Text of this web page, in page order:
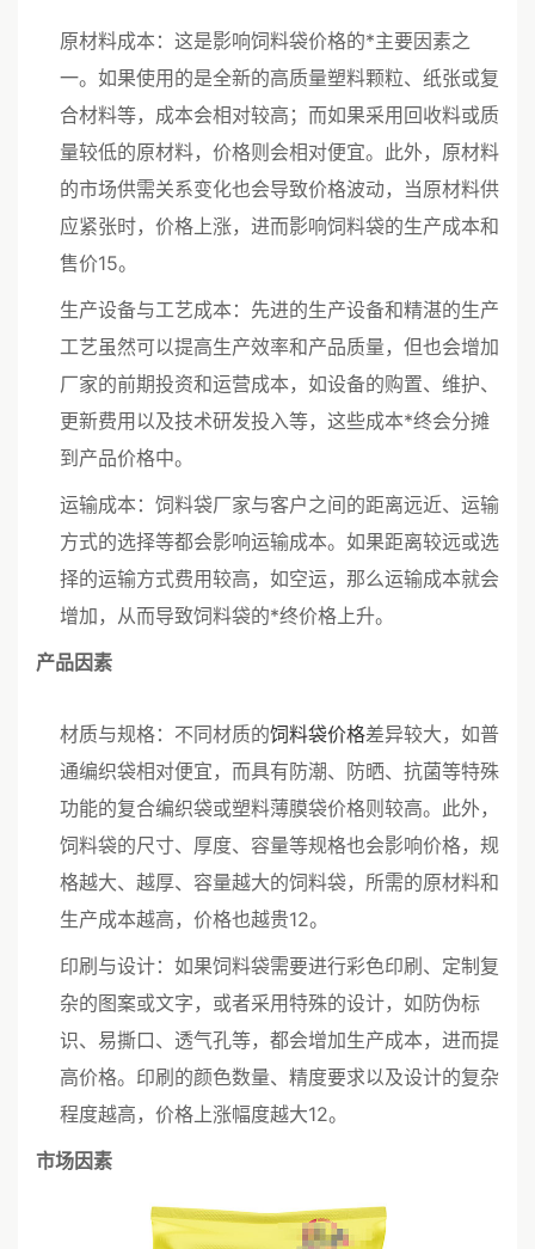
原材料成本：这是影响饲料袋价格的*主要因素之
一。如果使用的是全新的高质量塑料颗粒、纸张或复
合材料等，成本会相对较高；而如果采用回收料或质
量较低的原材料，价格则会相对便宜。此外，原材料
的市场供需关系变化也会导致价格波动，当原材料供
应紧张时，价格上涨，进而影响饲料袋的生产成本和
售价15。
生产设备与工艺成本：先进的生产设备和精湛的生产
工艺虽然可以提高生产效率和产品质量，但也会增加
厂家的前期投资和运营成本，如设备的购置、维护、
更新费用以及技术研发投入等，这些成本*终会分摊
到产品价格中。
运输成本：饲料袋厂家与客户之间的距离远近、运输
方式的选择等都会影响运输成本。如果距离较远或选
择的运输方式费用较高，如空运，那么运输成本就会
增加，从而导致饲料袋的*终价格上升。
产品因素
材质与规格：不同材质的饲料袋价格差异较大，如普
通编织袋相对便宜，而具有防潮、防晒、抗菌等特殊
功能的复合编织袋或塑料薄膜袋价格则较高。此外，
饲料袋的尺寸、厚度、容量等规格也会影响价格，规
格越大、越厚、容量越大的饲料袋，所需的原材料和
生产成本越高，价格也越贵12。
印刷与设计：如果饲料袋需要进行彩色印刷、定制复
杂的图案或文字，或者采用特殊的设计，如防伪标
识、易撕口、透气孔等，都会增加生产成本，进而提
高价格。印刷的颜色数量、精度要求以及设计的复杂
程度越高，价格上涨幅度越大12。
市场因素